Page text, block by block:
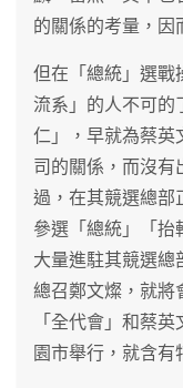
的關係的考量，因
但在「總統」選戰
流系」的人不可的
仁」，早就為蔡英
司的關係，而沒有
過，在其競選總部
參選「總統」「抬
大量進駐其競選總
總召鄭文燦，就將
「全代會」和蔡
園市舉行，就含有